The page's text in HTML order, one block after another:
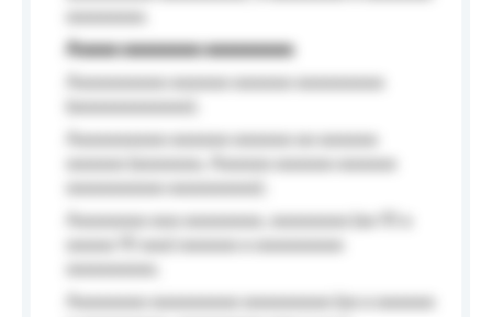
Aaaaa aaaaaaaa aaaaaaaaa